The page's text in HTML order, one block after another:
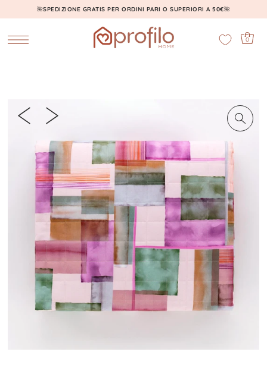
🌺SPEDIZIONE GRATIS PER ORDINI PARI O SUPERIORI A 50€🌺
0